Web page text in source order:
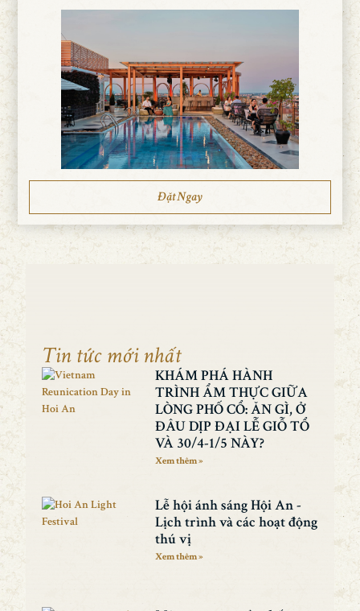
Đặt Ngay
Tin tức mới nhất
KHÁM PHÁ HÀNH
TRÌNH ẨM THỰC GIỮA
LÒNG PHỐ CỔ: ĂN GÌ, Ở
ĐÂU DỊP ĐẠI LỄ GIỖ TỔ
VÀ 30/4-1/5 NÀY?
Xem thêm »
Lễ hội ánh sáng Hội An -
Lịch trình và các hoạt động
thú vị
Xem thêm »